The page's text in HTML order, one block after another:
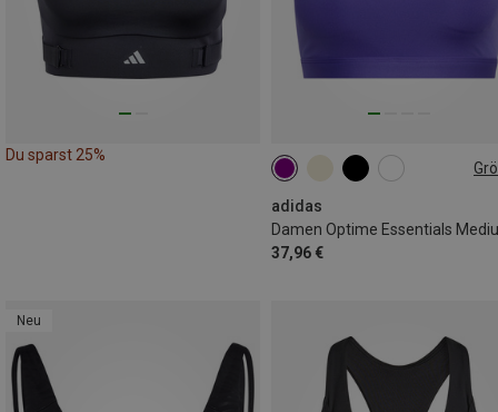
Du sparst 25%
adidas
37,96 €
XS
Neu